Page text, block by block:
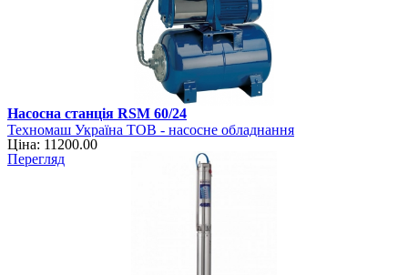
Насосна станція RSM 60/24
Техномаш Україна ТОВ - насосне обладнання
Ціна: 11200.00
Перегляд